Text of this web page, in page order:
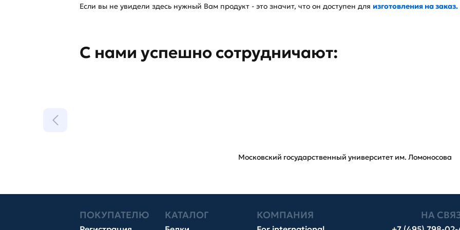
Если вы не увидели здесь нужный Вам продукт - это значит, что он доступен для изготовления на заказ.
С нами успешно сотрудничают:
Московский государственный университет им. Ломоносова
ПОКУПАТЕЛЮ КАТАЛОГ КОМПАНИЯ НА